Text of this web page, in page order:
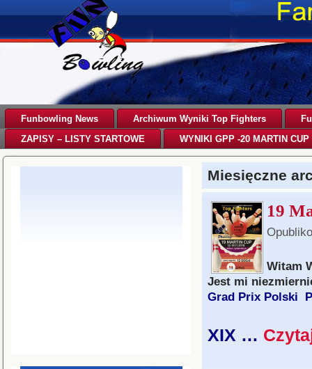
Funbowling News Archiwum Wyniki Top Fighters
ZAPISY – LISTY STARTOWE
WYNIKI GPP -20 MARTIN CUP
Miesięczne
19
Witam
Jest mi
Grad Prix Polski
XIX …